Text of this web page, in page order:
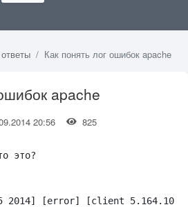
Как понять лог ошибок apache
apache
20:56 825
это?
2014] [error] [client